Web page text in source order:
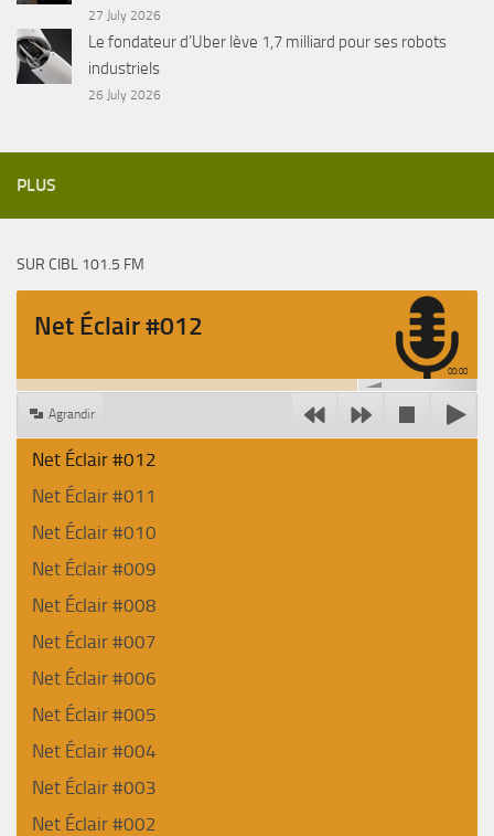
27 July 2026
Le fondateur d’Uber lève 1,7 milliard pour ses robots
industriels
26 July 2026
PLUS
SUR CIBL 101.5 FM
Net Éclair #012
00:00
Agrandir
Net Éclair #012
Net Éclair #011
Net Éclair #010
Net Éclair #009
Net Éclair #008
Net Éclair #007
Net Éclair #006
Net Éclair #005
Net Éclair #004
Net Éclair #003
Net Éclair #002